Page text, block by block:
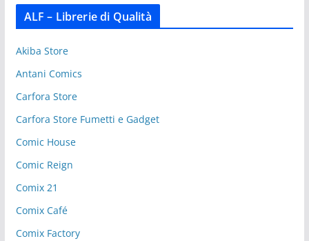
ALF – Librerie di Qualità
Akiba Store
Antani Comics
Carfora Store
Carfora Store Fumetti e Gadget
Comic House
Comic Reign
Comix 21
Comix Café
Comix Factory